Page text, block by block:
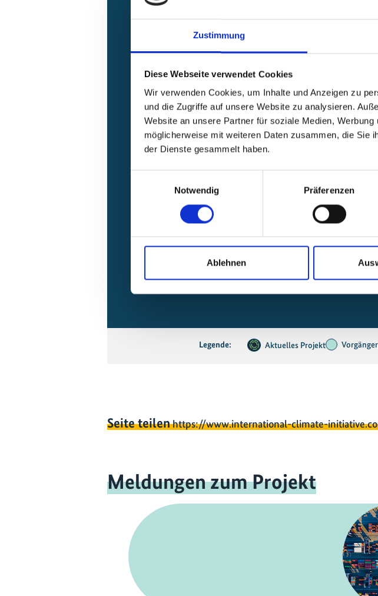
Zustimmung
Diese Webseite verwendet Cookies
Wir verwenden Cookies, um Inhalte und Anzeigen zu
und die Zugriffe auf unsere Website zu analysieren.
Website an unsere Partner für soziale Medien,
möglicherweise mit weiteren Daten zusammen, die Sie
der Dienste gesammelt haben.
Notwendig
Präferenzen
Ablehnen
Klimafreundlicher Güterverkehr in Indien
Smarte und klimaschonende Logistik
Legende: Aktuelles Projekt
Seite teilenhttps://www.international-climate-
Meldungen zum Projekt